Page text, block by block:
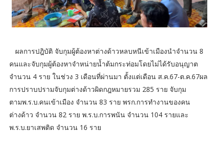
ผลการปฎิบัติ จับกุมผู้ต้องหาต่างด้าวหลบหนีเข้าเมืองนำจำนวน 8
คนและจับกุมผู้ต้องหาจำหน่ายน้ำต้มกระท่อมโดยไม่ได้รับอนุญาต
จำนวน 4 ราย ในช่วง 3 เดือนที่ผ่านมา ตั้งแต่เดือน ส.ค.67-ต.ค.67ผล
การปราบปรามจับกุมต่างด้าวผิดกฎหมายรวม 285 ราย จับกุม
ตามพ.ร.บ.คนเข้าเมือง จำนวน 83 ราย พรก.การทำงานของคน
ต่างด้าว จำนวน 82 ราย พ.ร.บ.การพนัน จำนวน 104 รายและ
พ.ร.บ.ยาเสพติด จำนวน 16 ราย